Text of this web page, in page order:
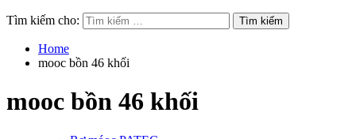
Tìm kiếm cho:
Home
mooc bồn 46 khối
mooc bồn 46 khối